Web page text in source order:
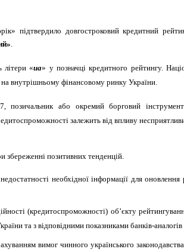
підтвердило довгостроковий кредитний
літери «ua» у позначці кредитного рейтингу.
внутрішньому фінансовому ринку України.
або окремий борговий
залежить від впливу
збереженні позитивних тенденцій.
необхідної інформації для
(кредитоспроможності) об’єкту
та з відповідними показниками банків-
вимог чинного українського